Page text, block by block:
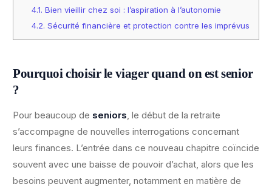
4.1. Bien vieillir chez soi : l’aspiration à l’autonomie
4.2. Sécurité financière et protection contre les imprévus
Pourquoi choisir le viager quand on est senior
?
Pour beaucoup de seniors, le début de la retraite
s’accompagne de nouvelles interrogations concernant
leurs finances. L’entrée dans ce nouveau chapitre coïncide
souvent avec une baisse de pouvoir d’achat, alors que les
besoins peuvent augmenter, notamment en matière de